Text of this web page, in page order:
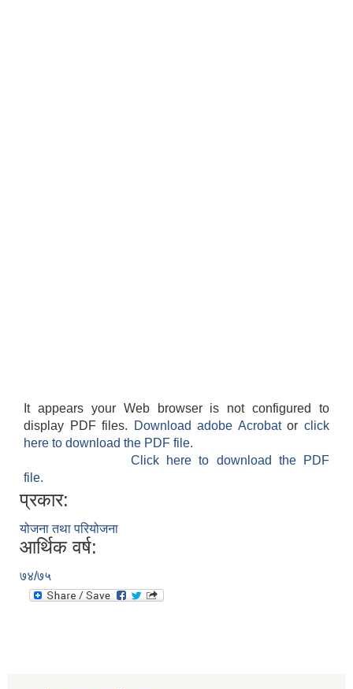
It appears your Web browser is not configured to
display PDF files.
Download adobe Acrobatorclick
here to download the PDF file.
Click here to download the PDF
file.
प्रकार:
योजना तथा परियोजना
आर्थिक वर्ष:
७४/७५